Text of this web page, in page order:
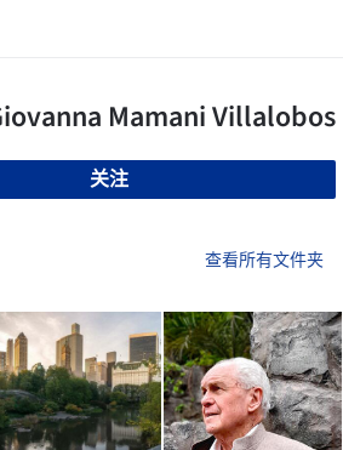
关注
查看所有文件夹